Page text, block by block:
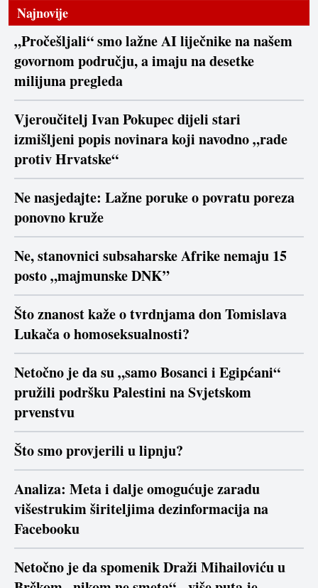
Najnovije
„Pročešljali“ smo lažne AI liječnike na našem
govornom području, a imaju na desetke
milijuna pregleda
Vjeroučitelj Ivan Pokupec dijeli stari
izmišljeni popis novinara koji navodno „rade
protiv Hrvatske“
Ne nasjedajte: Lažne poruke o povratu poreza
ponovno kruže
Ne, stanovnici subsaharske Afrike nemaju 15
posto „majmunske DNK”
Što znanost kaže o tvrdnjama don Tomislava
Lukača o homoseksualnosti?
Netočno je da su „samo Bosanci i Egipćani“
pružili podršku Palestini na Svjetskom
prvenstvu
Što smo provjerili u lipnju?
Analiza: Meta i dalje omogućuje zaradu
višestrukim širiteljima dezinformacija na
Facebooku
Netočno je da spomenik Draži Mihailoviću u